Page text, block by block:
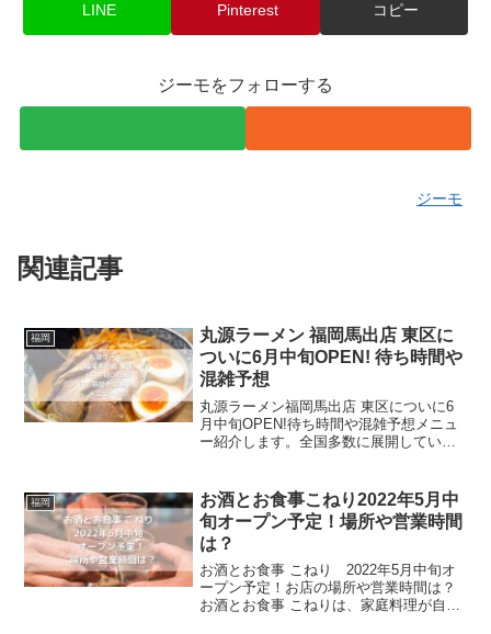
LINE Pinterest コピー
ジーモをフォローする
ジーモ
関連記事
福岡
丸源ラーメン 福岡馬出店 東区に
ついに6月中旬OPEN! 待ち時間や
混雑予想
丸源ラーメン福岡馬出店 東区についに6
月中旬OPEN!待ち時間や混雑予想メニュ
ー紹介します。全国多数に展開している
したが、ついに東区エリアに8店舗目とし
て、丸源ラーメ...
福岡
お酒とお食事こねり2022年5月中
旬オープン予定！場所や営業時間
は？
お酒とお食事 こねり 2022年5月中旬オ
ープン予定！お店の場所や営業時間は？
お酒とお食事 こねりは、家庭料理が自慢